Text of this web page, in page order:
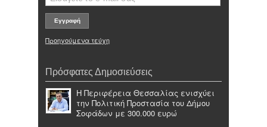
Προηγούμενα τεύχη
Πρόσφατες Δημοσιεύσεις
Η Περιφέρεια Θεσσαλίας ενισχύει
την Πολιτική Προστασία του Δήμου
Σοφάδων με 300.000 ευρώ